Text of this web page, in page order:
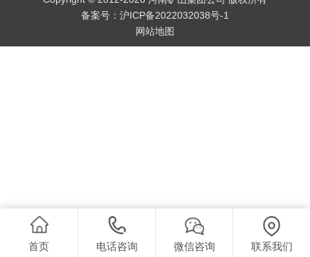
备案号： 沪ICP备2022032038号-1
网站地图
首页 电话咨询 微信咨询 联系我们